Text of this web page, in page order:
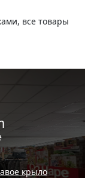
все товары
крыло